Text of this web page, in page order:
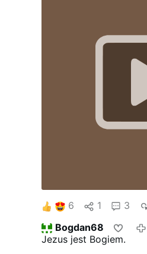
6 1 3
Bogdan68
Jezus jest Bogiem.